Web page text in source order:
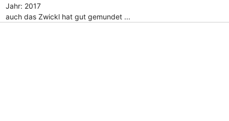
Jahr: 2017
auch das Zwickl hat gut gemundet ...